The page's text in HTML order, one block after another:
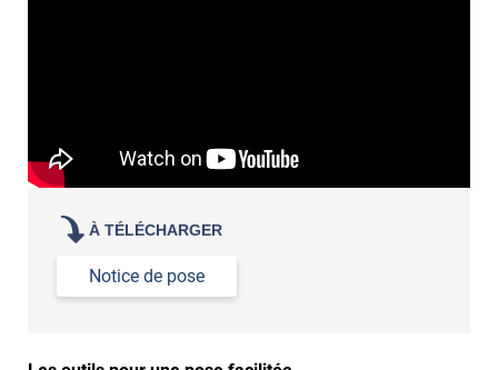
À TÉLÉCHARGER
Notice de pose